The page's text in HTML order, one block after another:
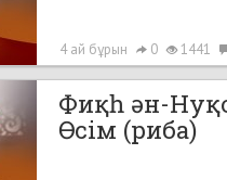
4 ай бұрын 0 1441
Фиқһ ән-
Өсім (риба)